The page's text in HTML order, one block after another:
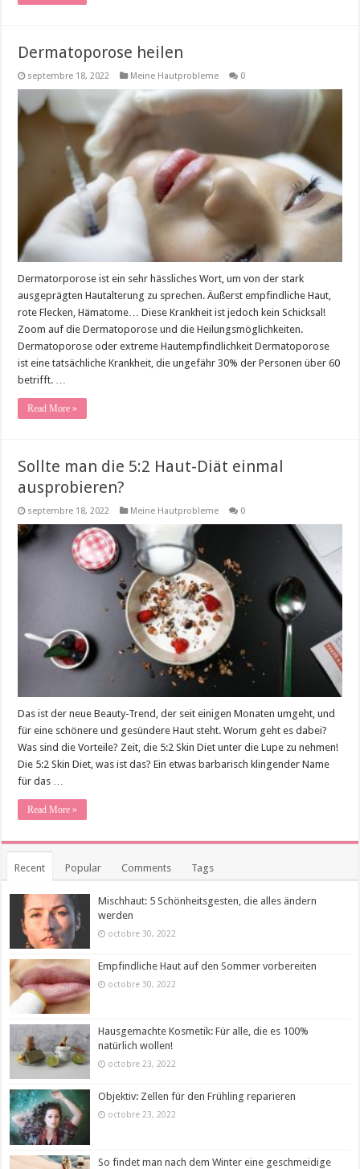
Dermatoporose heilen
septembre 18, 2022 Meine Hautprobleme 0
Dermatorporose ist ein sehr hässliches Wort, um von der stark
ausgeprägten Hautalterung zu sprechen. Äußerst empfindliche Haut,
rote Flecken, Hämatome… Diese Krankheit ist jedoch kein Schicksal!
Zoom auf die Dermatoporose und die Heilungsmöglichkeiten.
Dermatoporose oder extreme Hautempfindlichkeit Dermatoporose
ist eine tatsächliche Krankheit, die ungefähr 30% der Personen über 60
betrifft. …
Read More »
Sollte man die 5:2 Haut-Diät einmal
ausprobieren?
septembre 18, 2022 Meine Hautprobleme 0
Das ist der neue Beauty-Trend, der seit einigen Monaten umgeht, und
für eine schönere und gesündere Haut steht. Worum geht es dabei?
Was sind die Vorteile? Zeit, die 5:2 Skin Diet unter die Lupe zu nehmen!
Die 5:2 Skin Diet, was ist das? Ein etwas barbarisch klingender Name
für das …
Read More »
Recent Popular Comments Tags
Mischhaut: 5 Schönheitsgesten, die alles ändern
werden
octobre 30, 2022
Empfindliche Haut auf den Sommer vorbereiten
octobre 30, 2022
Hausgemachte Kosmetik: Für alle, die es 100%
natürlich wollen!
octobre 23, 2022
Objektiv: Zellen für den Frühling reparieren
octobre 23, 2022
So findet man nach dem Winter eine geschmeidige